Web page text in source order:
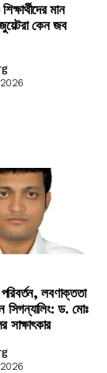
মান
কেন জব
লবণাক্ততা
সিগন্যালিং: ড. মোঃ